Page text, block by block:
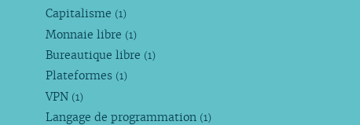
Capitalisme (1)
Monnaie libre (1)
Bureautique libre (1)
Plateformes (1)
VPN (1)
Langage de programmation (1)